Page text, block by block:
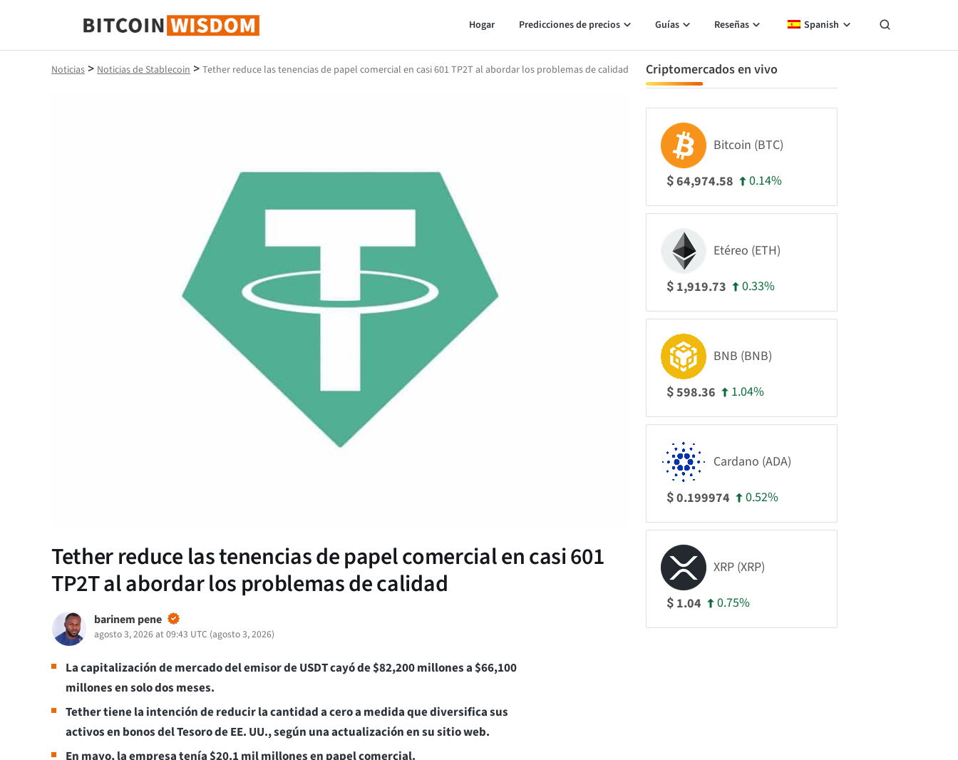
Sabiduría de Bitcoin
Hogar Predicciones de precios Guías Reseñas Spanish
Noticias > Noticias de Stablecoin > Tether reduce las tenencias de papel comercial en casi 601 TP2T al abordar los problemas de calidad
Tether reduce las tenencias de papel comercial en casi 601
TP2T al abordar los problemas de calidad
barinem pene
agosto 3, 2026 at 09:43 UTC (agosto 3, 2026)
La capitalización de mercado del emisor de USDT cayó de $82,200 millones a $66,100
millones en solo dos meses.
Tether tiene la intención de reducir la cantidad a cero a medida que diversifica sus
activos en bonos del Tesoro de EE. UU., según una actualización en su sitio web.
En mayo, la empresa tenía $20.1 mil millones en papel comercial.
Criptomercados en vivo
Bitcoin (BTC)
$64,974.58 0.14%
Etéreo (ETH)
$ 1,919.73 0.33%
BNB (BNB)
$598.36 1.04%
Cardano (ADA)
$0.199974 0.52%
XRP (XRP)
$ 1.04 0.75%